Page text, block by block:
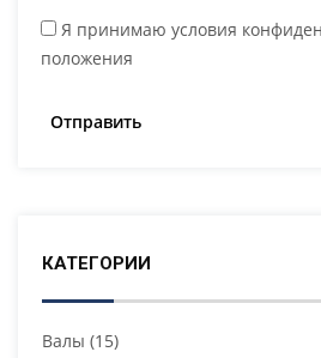
Я принимаю условия
положения
КАТЕГОРИИ
Валы (15)